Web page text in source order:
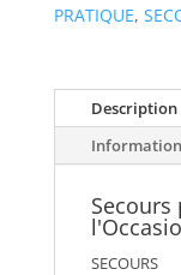
PRATIQUE,
Description
Secours
SECOURS